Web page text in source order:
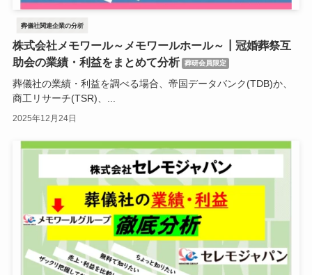
葬儀社関連企業の分析
株式会社メモワール～メモワールホール～┃冠婚葬祭互
助会の業績・利益をまとめて分析
葬研会員限定
葬儀社の業績・利益を調べる場合、帝国データバンク(TDB)か、
商工リサーチ(TSR)、...
2025年12月24日